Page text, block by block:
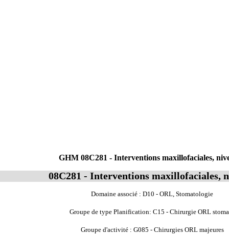
GHM 08C281 - Interventions maxillofaciales,
08C281 - Interventions maxillofaciales,
Domaine associé : D10 - ORL, Stomatologie
Groupe de type Planification: C15 - Chirurgie ORL
Groupe d'activité : G085 - Chirurgies ORL majeures